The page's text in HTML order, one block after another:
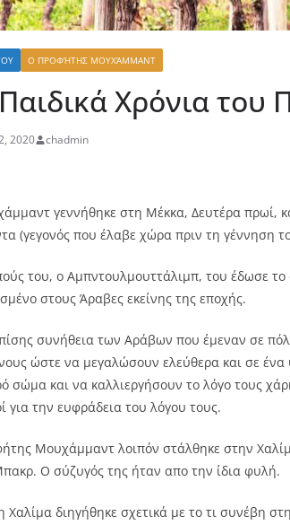
Ο ΠΡΟΦΉΤΗΣ ΜΟΥΧΆΜΜΑΝΤ
Χρόνια του
2020 chadmin
γεννήθηκε στη Μέκκα, Δευτέρα πρωί,
(γεγονός που έλαβε χώρα πριν τη γέννηση
του, ο Αμπντουλμουττάλιμπ, του έδωσε
στους Άραβες εκείνης της εποχής.
συνήθεια των Αράβων που έμεναν σε
ώστε να μεγαλώσουν ελεύθερα και σε
σώμα και να καλλιεργήσουν το λόγο τους
για την ευφράδεια του λόγου τους.
Μουχάμμαντ λοιπόν στάλθηκε στην
Ο σύζυγός της ήταν απο την ίδια φυλή.
Χαλίμα διηγήθηκε σχετικά με το τι συνέβη